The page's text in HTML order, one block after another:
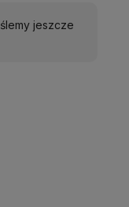
jeszcze